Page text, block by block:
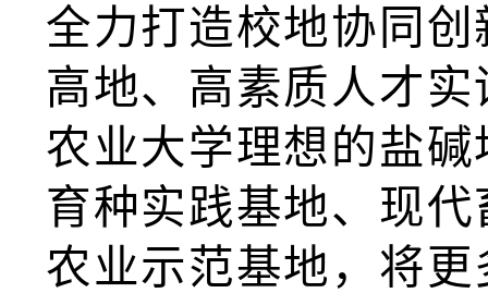
全力打造校地协同
高地、高素质人才
农业大学理想的盐
育种实践基地、现
农业示范基地，将